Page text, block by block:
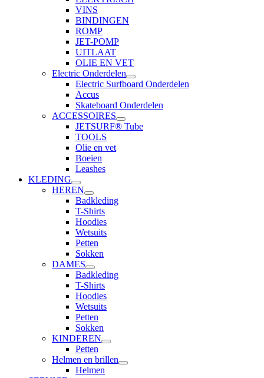
VINS
BINDINGEN
ROMP
JET-POMP
UITLAAT
OLIE EN VET
Electric Onderdelen
Electric Surfboard Onderdelen
Accus
Skateboard Onderdelen
ACCESSOIRES
JETSURF® Tube
TOOLS
Olie en vet
Boeien
Leashes
KLEDING
HEREN
Badkleding
T-Shirts
Hoodies
Wetsuits
Petten
Sokken
DAMES
Badkleding
T-Shirts
Hoodies
Wetsuits
Petten
Sokken
KINDEREN
Petten
Helmen en brillen
Helmen